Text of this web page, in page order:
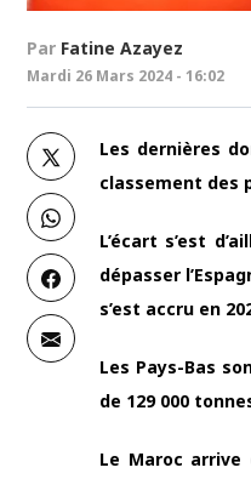
Par Fatine Azayez
Mardi 26 Mars 2024 - 16:02
Les dernières
classement des
L’écart s’est
dépasser
s’est accru en
Les Pays-Bas
de 129 000
Le Maroc arrive